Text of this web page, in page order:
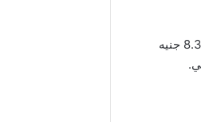
وعربيا ، سجل الريال السعودي في البنك الأهلي 8.11 جنيه للشراء، و8.15 جنيه للبيع ، والدرهم الإماراتي 8.30 جنيه